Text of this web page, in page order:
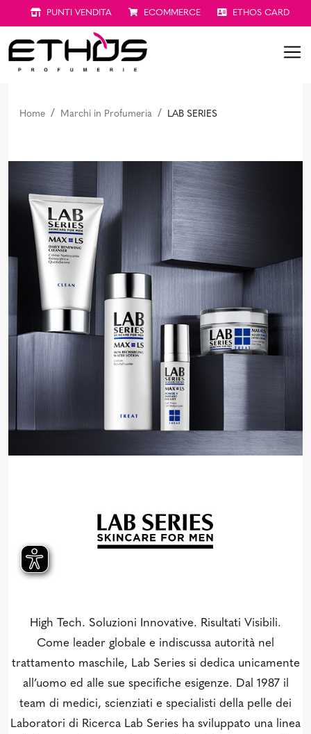
PUNTI VENDITA ECOMMERCE ETHOS CARD
Home Marchi in Profumeria LAB SERIES
High Tech. Soluzioni Innovative. Risultati Visibili.
Come leader globale e indiscussa autorità nel
trattamento maschile, Lab Series si dedica unicamente
all’uomo ed alle sue specifiche esigenze. Dal 1987 il
team di medici, scienziati e specialisti della pelle dei
Laboratori di Ricerca Lab Series ha sviluppato una linea